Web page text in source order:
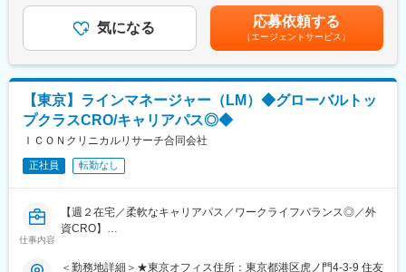
その他、会社が指示する関連業務
□働き方
・週１回か２回在宅可能
・将来的にプロジェクトによってはCRA業務として就業頂く可能
性ごございます。
変更の範囲：会社の定める業務
ちます。クライアントや社内外の関係者と連携しながら、試験戦
略の立案・実行を主導し、スコープ、スケジュール、品質、予算
を総合的に管理します。ま
リスクマネジメントの観点から、臨床・品質・財務面の課題を早
期に特定し、各種データやダッシュボードを活用した分析を通じ
て、問題解決および業務改善を推進します。プロジェクトガバナ
国規制要件およびクライアント要求事項に沿った試験運営を確保
します。
予測やコスト管理を行い、予算目標の達成を推進します。スコー
プ変更やChange Orderへの対応、KPIのモニタリングを通じて、
チームマネジメントにおいては、高い成果を生み出す臨床プロジ
月給(月額)は固定手当を含めた表記です。
気になる 応募依頼する
（エージェントサービス）
【東京】ラインマネージャー（LM）◆グローバルトッ
プクラスCRO/キャリアパス◎◆
ＩＣＯＮクリニカルリサーチ合同会社
正社員 転勤なし
仕事内容
【週２在宅／柔軟なキャリアパス／ワークライフバランス◎／外
資CRO】
す。
＜勤務地詳細＞★東京オフィス住所：東京都港区虎ノ門4-3-9 住友